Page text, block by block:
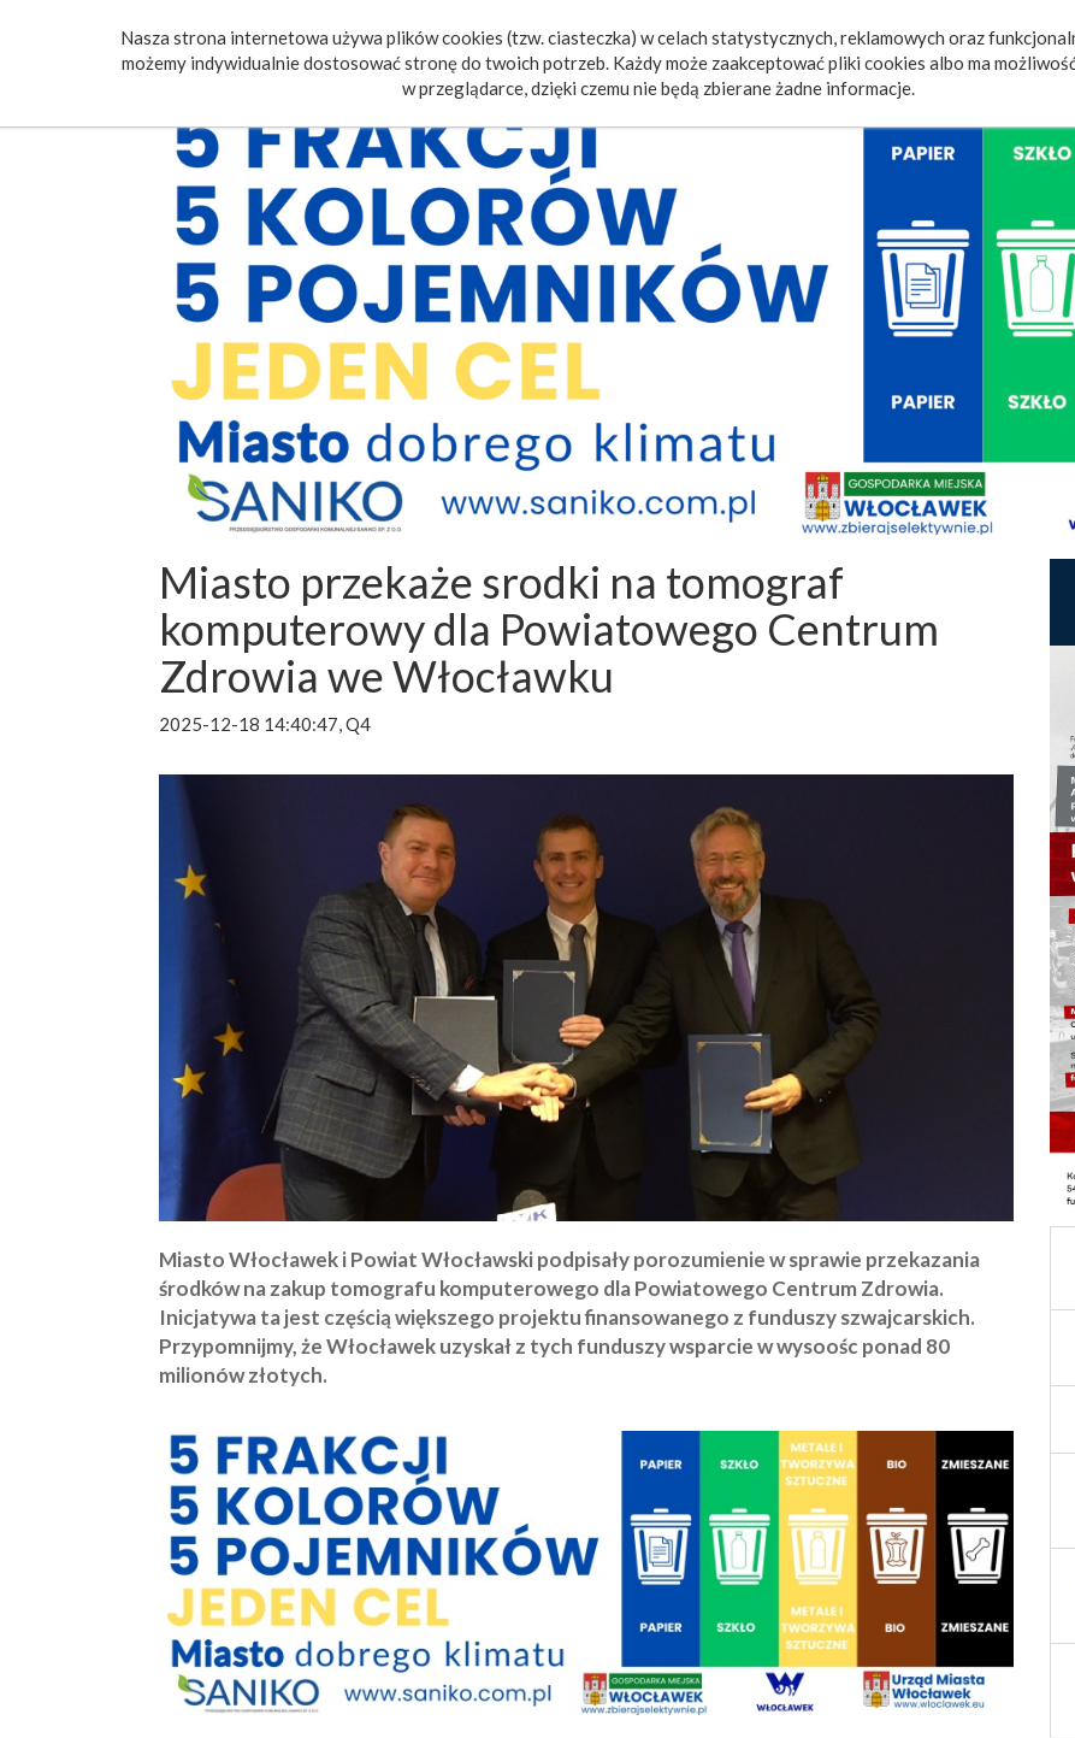
Nasza strona internetowa używa plików cookies (tzw. ciasteczka) w celach statystycznych, reklamowych oraz
możemy indywidualnie dostosować stronę do twoich potrzeb. Każdy może zaakceptować pliki cookies albo ma
w przeglądarce, dzięki czemu nie będą zbierane żadne informacje.
Poczta Wydarzenia Ogłoszenia Video Fotorelacje
Miasto przekaże srodki na tomograf
komputerowy dla Powiatowego Centrum
Zdrowia we Włocławku
2025-12-18 14:40:47, Q4
Miasto Włocławek i Powiat Włocławski podpisały porozumienie w sprawie przekazania
środków na zakup tomografu komputerowego dla Powiatowego Centrum Zdrowia.
Inicjatywa ta jest częścią większego projektu finansowanego z funduszy szwajcarskich.
Przypomnijmy, że Włocławek uzyskał z tych funduszy wsparcie w wysoośc ponad 80
milionów złotych.